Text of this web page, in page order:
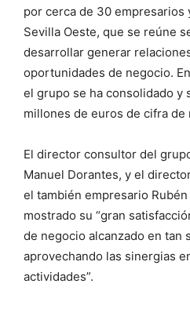
por cerca de 30 empresarios
Sevilla Oeste, que se reúne
desarrollar generar
oportunidades de negocio.
el grupo se ha consolidado y
millones de euros de cifra de
El director consultor del
Manuel Dorantes, y el
el también empresario
mostrado su “gran
de negocio alcanzado en tan
aprovechando las sinergias
actividades”.